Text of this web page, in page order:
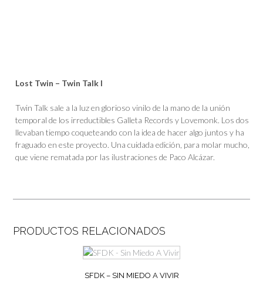
Lost Twin – Twin Talk I
Twin Talk sale a la luz en glorioso vinilo de la mano de la unión
temporal de los irreductibles Galleta Records y Lovemonk. Los dos
llevaban tiempo coqueteando con la idea de hacer algo juntos y ha
fraguado en este proyecto. Una cuidada edición, para molar mucho,
que viene rematada por las ilustraciones de Paco Alcázar.
PRODUCTOS RELACIONADOS
SFDK – SIN MIEDO A VIVIR